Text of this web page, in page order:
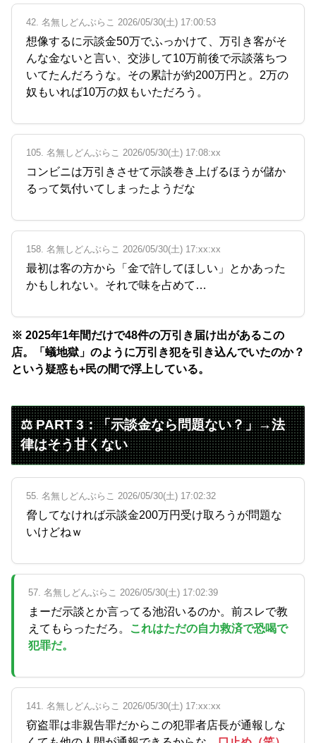
42. 名無しどんぶらこ 2026/05/30(土) 17:00:53
想像するに示談金50万でふっかけて、万引き客がそ
んな金ないと言い、交渉して10万前後で示談落ちつ
いてたんだろうな。その累計が約200万円と。2万の
奴もいれば10万の奴もいただろう。
105. 名無しどんぶらこ 2026/05/30(土) 17:08:xx
コンビニは万引きさせて示談巻き上げるほうが儲か
るって気付いてしまったようだな
158. 名無しどんぶらこ 2026/05/30(土) 17:xx:xx
最初は客の方から「金で許してほしい」とかあった
かもしれない。それで味を占めて…
※ 2025年1年間だけで48件の万引き届け出があるこの
店。「蟻地獄」のように万引き犯を引き込んでいたのか？
という疑惑も+民の間で浮上している。
⚖️ PART 3：「示談金なら問題ない？」→法
律はそう甘くない
55. 名無しどんぶらこ 2026/05/30(土) 17:02:32
脅してなければ示談金200万円受け取ろうが問題な
いけどねｗ
57. 名無しどんぶらこ 2026/05/30(土) 17:02:39
まーだ示談とか言ってる池沼いるのか。前スレで教
えてもらっただろ。
これはただの自力救済で恐喝で
犯罪だ。
141. 名無しどんぶらこ 2026/05/30(土) 17:xx:xx
窃盗罪は非親告罪だからこの犯罪者店長が通報しな